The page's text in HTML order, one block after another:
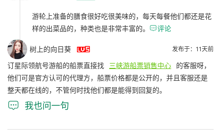
游轮上准备的膳食很好吃很美味的，每天每餐他们都还是花
样的出菜品的，种类也是非常丰富的。 评论
树上的向日葵  发布于：11天前
订星际领航号游船的船票直接找 三峡游船票销售中心
的客服呀，
他们可是官方认可的代理方，船票价格都是公开的，并且客服还是
整天都在线的，不管何时找他们都是能得到回复的。
 我也问一句